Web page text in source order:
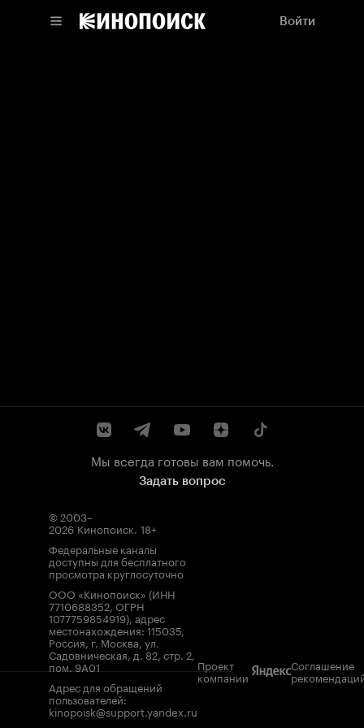
Войти
Мы всегда готовы вам помочь.
Задать вопрос
© 2003–
2026 Кинопоиск. 18+
Федеральные каналы
доступны для бесплатного
просмотра круглосуточно
ООО «Кинопоиск» (ИНН
7710688352, ОГРН
1077759854919), адрес
местонахождения: 115035,
Россия, г. Москва, ул.
Садовническая, д. 82, стр. 2,
пом. 9А01
Адрес для обращений
пользователей:
kinopoisk@support.yandex.ru
Проект
компании
Соглашение